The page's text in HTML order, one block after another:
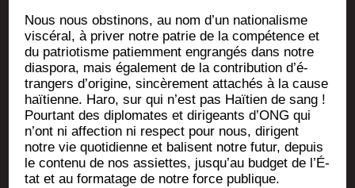
Nous nous obs­ti­nons, au nom d’un natio­na­lisme
vis­cé­ral, à pri­ver notre patrie de la com­pé­tence et
du patrio­tisme patiem­ment engran­gés dans notre
dia­spo­ra, mais éga­le­ment de la contri­bu­tion d’é­
tran­gers d’o­ri­gine, sin­cè­re­ment atta­chés à la cause
haï­tienne. Haro, sur qui n’est pas Haï­tien de sang !
Pour­tant des diplo­mates et diri­geants d’ONG qui
n’ont ni affec­tion ni res­pect pour nous, dirigent
notre vie quo­ti­dienne et balisent notre futur, depuis
le conte­nu de nos assiettes, jus­qu’au bud­get de l’É­
tat et au for­ma­tage de notre force publique.